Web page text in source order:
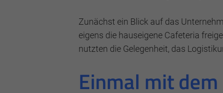
Zunächst ein Blick auf das
eigens die hauseigene Cafeteria
nutzten die Gelegenheit, das
Einmal mit
Cookie Informationen anzeigen